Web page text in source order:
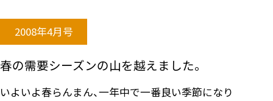
2008年4月号
春の需要シーズンの山を越えました。
いよいよ春らんまん、一年中で一番良い季節になり